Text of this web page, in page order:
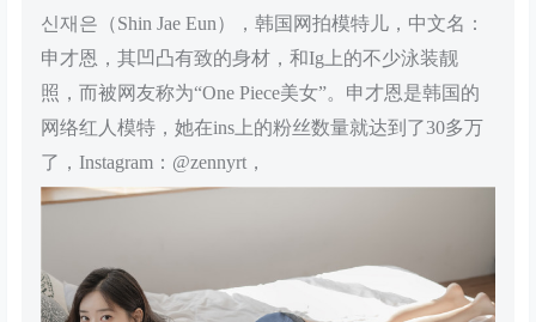
신재은（Shin Jae Eun），韩国网拍模特儿，中文名：
申才恩，其凹凸有致的身材，和Ig上的不少泳装靓
照，而被网友称为“One Piece美女”。申才恩是韩国的
网络红人模特，她在ins上的粉丝数量就达到了30多万
了，Instagram：@zennyrt，